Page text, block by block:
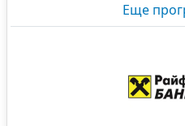
Еще